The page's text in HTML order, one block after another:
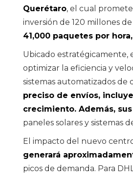
Querétaro, el cual
inversión de 120 millones
41,000 paquetes por hora,
Ubicado estratégicamente,
optimizar la eficiencia y
sistemas automatizados de
preciso de envíos,
crecimiento. Además,
paneles solares y sistemas
El impacto del nuevo
generará
picos de demanda. Para
ACTUALIDAD
supera los
millones de
tras sumar
de 500.000
en 2025